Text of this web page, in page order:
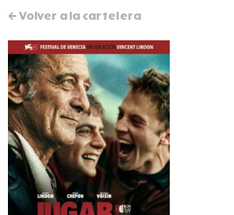
← Volver a la cartelera